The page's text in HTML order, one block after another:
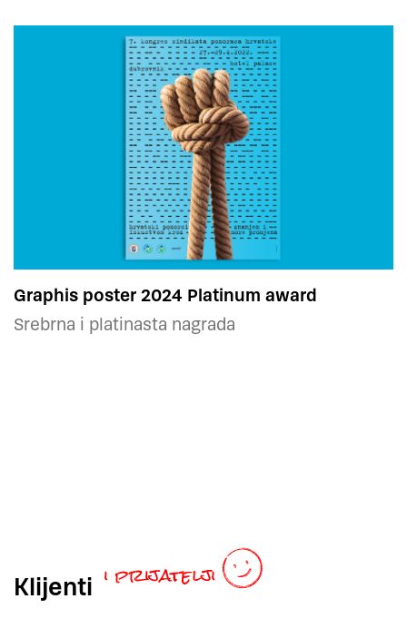
Graphis poster 2024 Platinum award
Srebrna i platinasta nagrada
Klijenti